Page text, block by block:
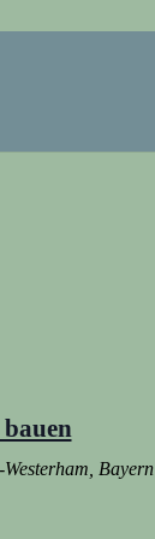
Bayern